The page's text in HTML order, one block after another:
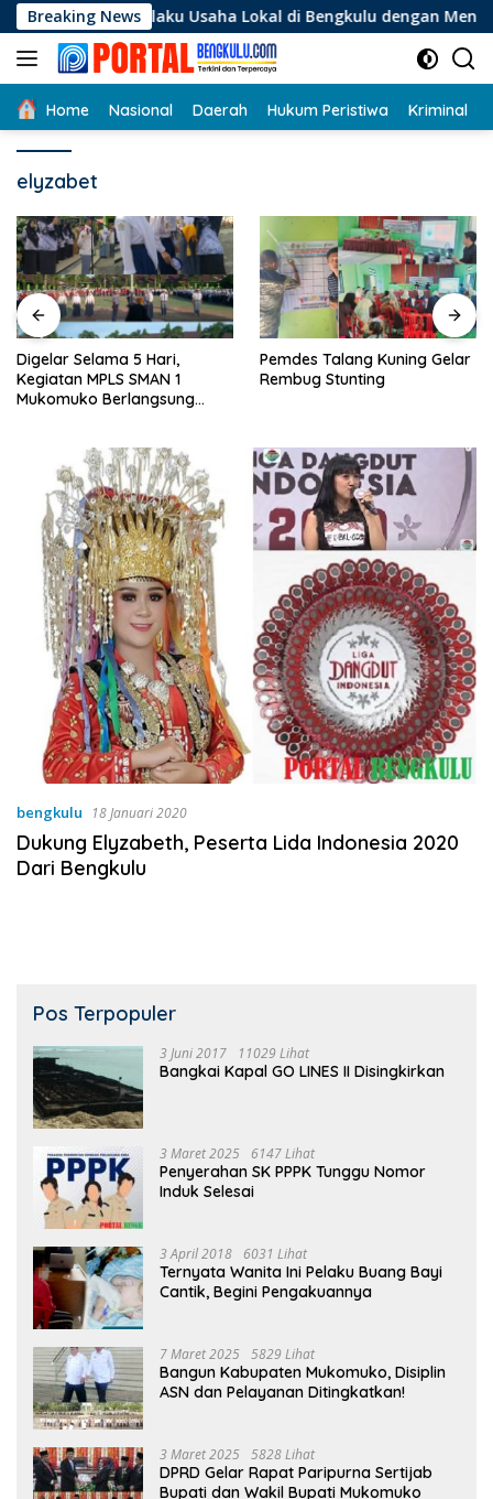
Langsung
ke
konten
Breaking News
Pelaku Usaha Lokal di Bengkulu dengan Meningkatkan
Home Nasional Daerah Hukum Peristiwa Kriminal
elyzabet
Digelar Selama 5 Hari,
Kegiatan MPLS SMAN 1
Mukomuko Berlangsung
Pemdes Talang Kuning Gelar
Rembug Stunting
bengkulu 18 Januari 2020
Dukung Elyzabeth, Peserta Lida Indonesia 2020
Dari Bengkulu
Pos Terpopuler
3 Juni 2017 11029 Lihat
Bangkai Kapal GO LINES II Disingkirkan
3 Maret 2025 6147 Lihat
Penyerahan SK PPPK Tunggu Nomor
Induk Selesai
3 April 2018 6031 Lihat
Ternyata Wanita Ini Pelaku Buang Bayi
Cantik, Begini Pengakuannya
7 Maret 2025 5829 Lihat
Bangun Kabupaten Mukomuko, Disiplin
ASN dan Pelayanan Ditingkatkan!
3 Maret 2025 5828 Lihat
DPRD Gelar Rapat Paripurna Sertijab
Bupati dan Wakil Bupati Mukomuko